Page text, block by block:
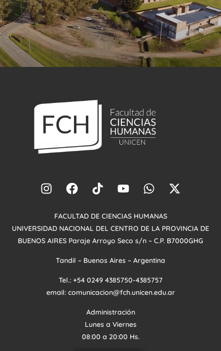
FACULTAD DE CIENCIAS HUMANAS
UNIVERSIDAD NACIONAL DEL CENTRO DE LA PROVINCIA DE
BUENOS AIRES Paraje Arroyo Seco s/n – C.P. B7000GHG
Tandil – Buenos Aires – Argentina
Tel.: +54 0249 4385750-4385757
email: comunicacion@fch.unicen.edu.ar
Administración
Lunes a Viernes
08:00 a 20:00 Hs.